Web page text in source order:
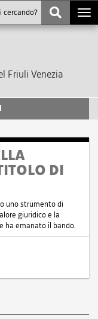
Friuli Venezia
DI
uno strumento di
giuridico e la
ha emanato il bando.